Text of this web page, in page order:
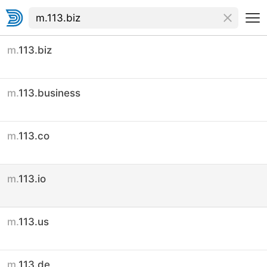
m.113.biz
m.113.business
m.113.co
m.113.io
m.113.us
m. 113.de